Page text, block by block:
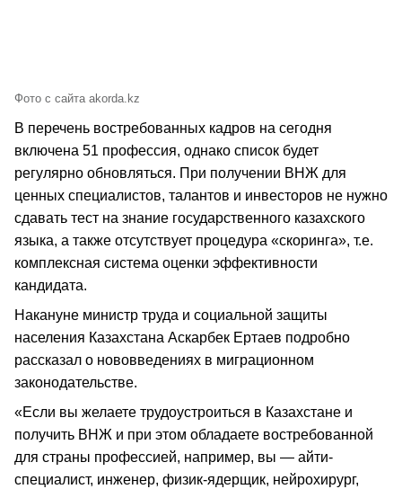
Фото с сайта akorda.kz
В перечень востребованных кадров на сегодня
включена 51 профессия, однако список будет
регулярно обновляться. При получении ВНЖ для
ценных специалистов, талантов и инвесторов не нужно
сдавать тест на знание государственного казахского
языка, а также отсутствует процедура «скоринга», т.е.
комплексная система оценки эффективности
кандидата.
Накануне министр труда и социальной защиты
населения Казахстана Аскарбек Ертаев подробно
рассказал о нововведениях в миграционном
законодательстве.
«Если вы желаете трудоустроиться в Казахстане и
получить ВНЖ и при этом обладаете востребованной
для страны профессией, например, вы — айти-
специалист, инженер, физик-ядерщик, нейрохирург,